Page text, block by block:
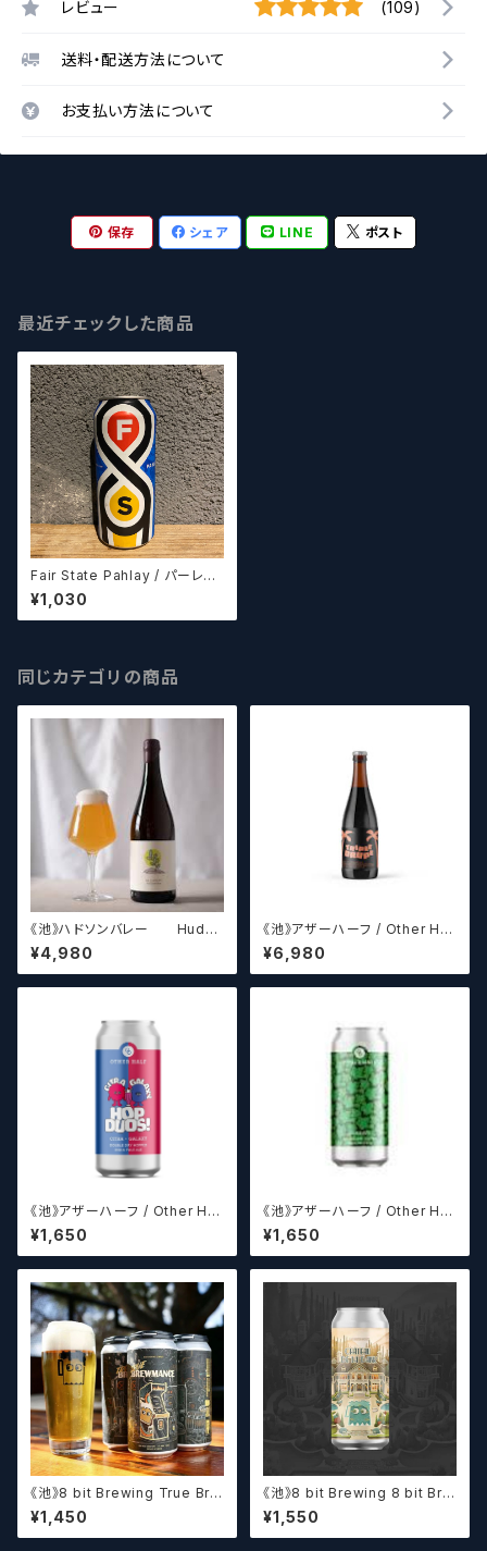
レビュー (109)
送料・配送方法について
お支払い方法について
保存 シェア LINE ポスト
最近チェックした商品
Fair State Pahlay / パーレイ
【クラフトビールシザーズ】
¥1,030
同じカテゴリの商品
《池》ハドソンバレー Hudso
n Valley Blossom
¥4,980
《池》アザーハーフ / Other Hal
f Brewing Triple Drupe【ク
ラフトビールシザーズ】
¥6,980
《池》アザーハーフ / Other Hal
f Brewing Hop Duos! - Citr
a + Galaxy 【クラフトビールシ
ザーズ】
¥1,650
《池》アザーハーフ / Other Hal
f Brewing Dank Ivy【クラフト
ビールシザーズ】
¥1,650
《池》8 bit Brewing True Bre
wmance (473ml) / トゥルー
ブルーマンス【クラフトビール】
¥1,450
《池》8 bit Brewing 8 bit Bre
wing Chateau De La Dank
WC DIPA (473ml) / シャトー・
ド・ラ・ダンク【クラフトビール】
¥1,550